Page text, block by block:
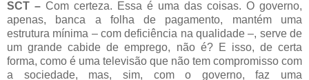
SCT – Com certeza. Essa é uma das coisas. O governo,
apenas, banca a folha de pagamento, mantém uma
estrutura mínima – com deficiência na qualidade –, serve de
um grande cabide de emprego, não é? E isso, de certa
forma, como é uma televisão que não tem compromisso com
a sociedade, mas, sim, com o governo, faz uma